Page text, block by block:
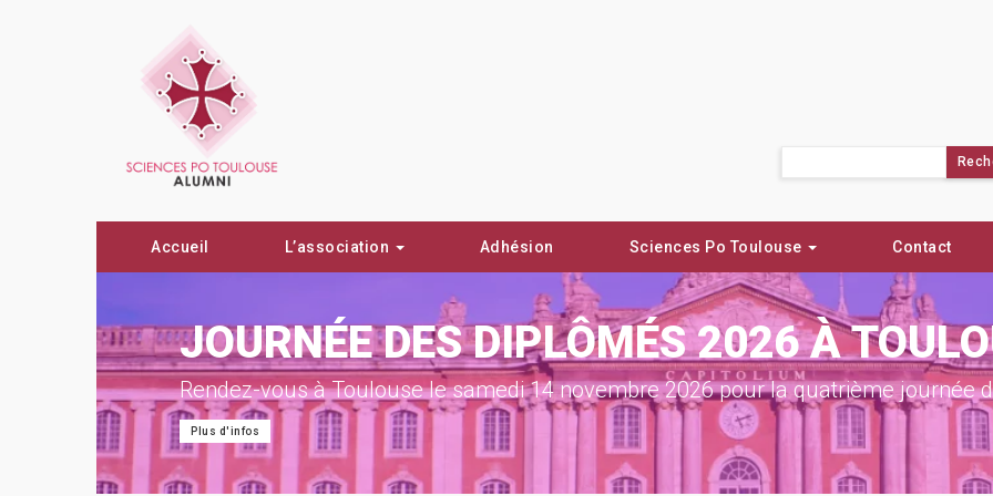
Accueil L’association Adhésion Sciences Po Toulouse Contact
JOURNÉE DES DIPLÔMÉS 2026 À
Rendez-vous à Toulouse le samedi 14 novembre 2026 pour la quatrième journée
Plus d'infos